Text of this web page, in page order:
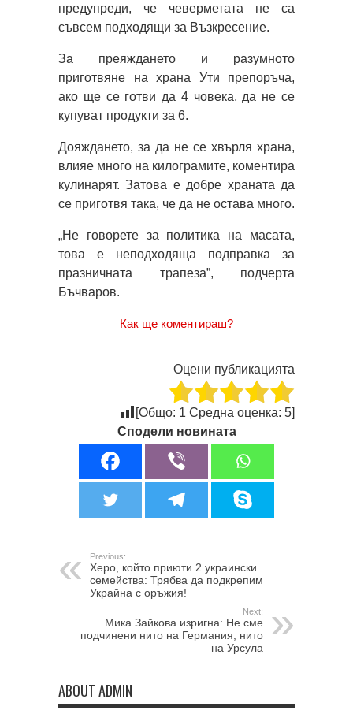
предупреди, че чеверметата не са
съвсем подходящи за Възкресение.
За преяждането и разумното
приготвяне на храна Ути препоръча,
ако ще се готви да 4 човека, да не се
купуват продукти за 6.
Дояждането, за да не се хвърля храна,
влияе много на килограмите, коментира
кулинарят. Затова е добре храната да
се приготвя така, че да не остава много.
„Не говорете за политика на масата,
това е неподходяща подправка за
празничната трапеза”, подчерта
Бъчваров.
Как ще коментираш?
Оцени публикацията
[Общо: 1 Средна оценка: 5]
Сподели новината
Previous:
Херо, който приюти 2 украински
семейства: Трябва да подкрепим
Украйна с оръжия!
Next:
Мика Зайкова изригна: Не сме
подчинени нито на Германия, нито
на Урсула
ABOUT ADMIN